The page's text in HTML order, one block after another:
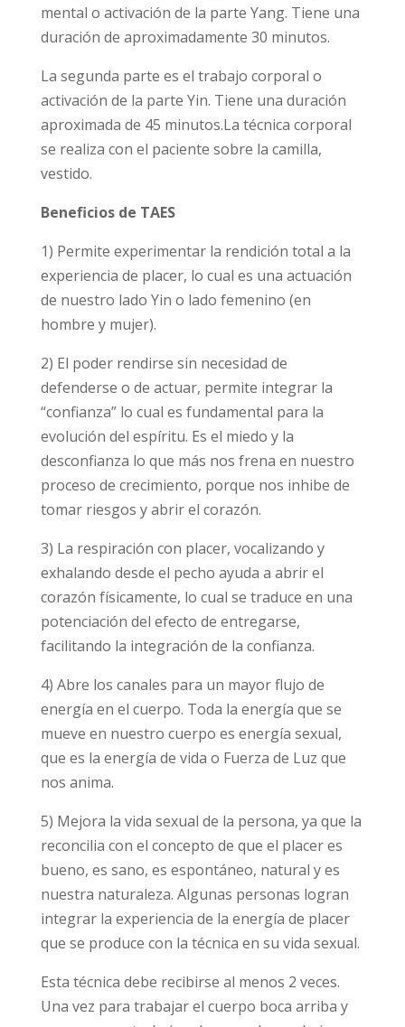
mental o activación de la parte Yang. Tiene una
duración de aproximadamente 30 minutos.
La segunda parte es el trabajo corporal o
activación de la parte Yin. Tiene una duración
aproximada de 45 minutos.La técnica corporal
se realiza con el paciente sobre la camilla,
vestido.
Beneficios de TAES
1) Permite experimentar la rendición total a la
experiencia de placer, lo cual es una actuación
de nuestro lado Yin o lado femenino (en
hombre y mujer).
2) El poder rendirse sin necesidad de
defenderse o de actuar, permite integrar la
“confianza” lo cual es fundamental para la
evolución del espíritu. Es el miedo y la
desconfianza lo que más nos frena en nuestro
proceso de crecimiento, porque nos inhibe de
tomar riesgos y abrir el corazón.
3) La respiración con placer, vocalizando y
exhalando desde el pecho ayuda a abrir el
corazón físicamente, lo cual se traduce en una
potenciación del efecto de entregarse,
facilitando la integración de la confianza.
4) Abre los canales para un mayor flujo de
energía en el cuerpo. Toda la energía que se
mueve en nuestro cuerpo es energía sexual,
que es la energía de vida o Fuerza de Luz que
nos anima.
5) Mejora la vida sexual de la persona, ya que la
reconcilia con el concepto de que el placer es
bueno, es sano, es espontáneo, natural y es
nuestra naturaleza. Algunas personas logran
integrar la experiencia de la energía de placer
que se produce con la técnica en su vida sexual.
Esta técnica debe recibirse al menos 2 veces.
Una vez para trabajar el cuerpo boca arriba y